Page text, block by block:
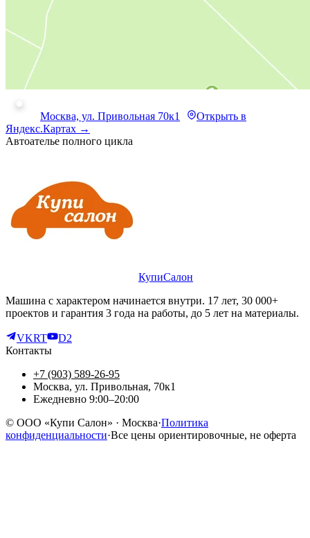
Москва, ул. Привольная 70к1
Открыть в
Яндекс.Картах →
Автоателье полного цикла
КупиСалон
Машина с характером начинается внутри. 17 лет, 30 000+
проектов и гарантия 3 года на работы, до 5 лет на материалы.
VKRT
D2
Контакты
+7 (903) 589-26-95
Москва, ул. Привольная, 70к1
Ежедневно 9:00–20:00
© ООО «Купи Салон» · Москва·Политика
конфиденциальности·Все цены ориентировочные, не оферта